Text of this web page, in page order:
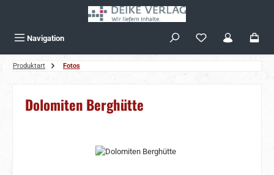
Navigation
Produktart Fotos
Dolomiten Berghütte
Bildergalerie überspringen